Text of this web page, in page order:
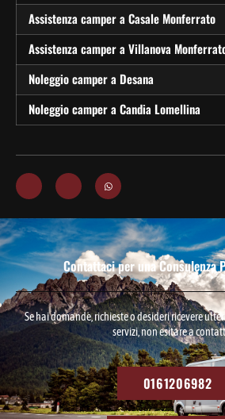
Assistenza camper a Casale Monferrato
Assistenza camper a Villanova
Noleggio camper a Desana
Noleggio camper a Candia Lomellina
Contattaci per una Consulenza
Se hai domande, richieste o desideri ricevere
servizi, non esitare a
0161206982